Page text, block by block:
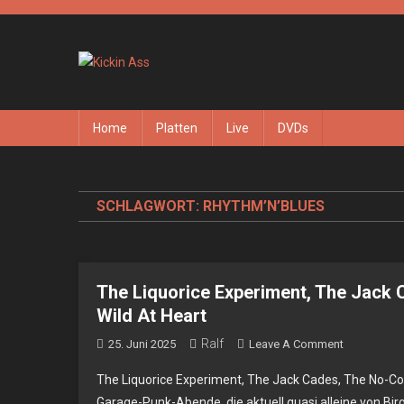
Home Platten Live DVDs
SCHLAGWORT: RHYTHM’N’BLUES
The Liquorice Experiment, The Jack
Wild At Heart
25. Juni 2025 Ralf Leave A CommentOn
Liquorice
The Liquorice Experiment, The Jack Cades, The No-